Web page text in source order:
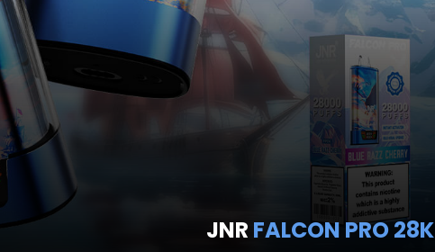
JNR FALCON PRO 28K